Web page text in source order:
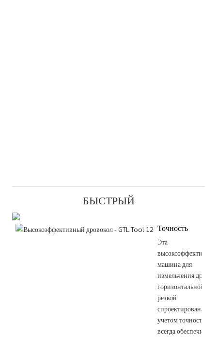
БЫСТРЫЙ
Точность
Эта
высокоэффективная
машина для
измельчения дров с
горизонтальной
резкой
спроектирована с
учетом точности и
всегда обеспечивает